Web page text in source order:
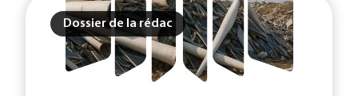
Dossier de la rédac